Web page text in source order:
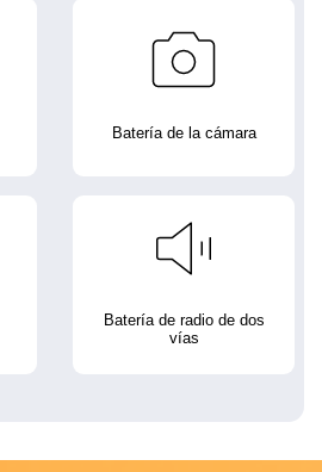
Batería de la cámara
Batería de radio de dos
vías